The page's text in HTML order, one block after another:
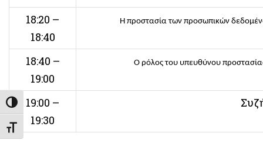
Εναλλαγή Υψηλής Αντίθεσης
Εναλλαγή Μεγέθους Γραμμάτων
18:20 –
18:40
Η προστασία των προσωπικών
18:40 –
19:00
Ο ρόλος του υπευθύνου
19:00 –
19:30